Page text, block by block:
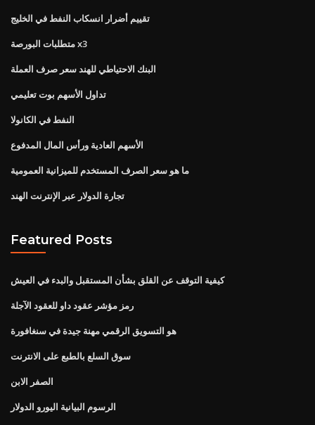
تقييم أضرار انسكاب النفط في الخليج
متطلبات البورصة x3
البنك الاحتياطي للهند سعر صرف العملة
تداول الأسهم بوت تعليمي
النفط في الكانولا
الأسهم العادية ورأس المال المدفوع
ما هو سعر الصرف المستخدم للميزانية العمومية
تجارة الدولار عبر الإنترنت الهند
Featured Posts
كيفية التوقف عن القلق بشأن المستقبل والبدء في العيش
رمز مؤشر عقود داو للعقود الآجلة
هو التسويق الرقمي مهنة جيدة في سنغافورة
سوق السلع بالطبع على الانترنت
الصفر الابن
الرسوم البيانية اليورو الدولار